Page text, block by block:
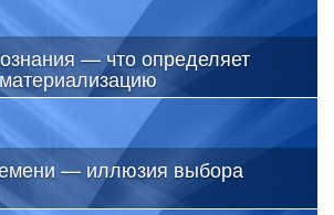
— что определяет
материализацию
— иллюзия выбора